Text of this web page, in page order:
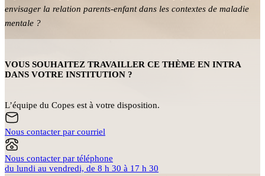
envisager la relation parents-enfant dans les contextes de maladie
mentale ?
VOUS SOUHAITEZ TRAVAILLER CE THÈME EN INTRA
DANS VOTRE INSTITUTION ?
L’équipe du Copes est à votre disposition.
Nous contacter par courriel
Nous contacter par téléphone
du lundi au vendredi, de 8 h 30 à 17 h 30